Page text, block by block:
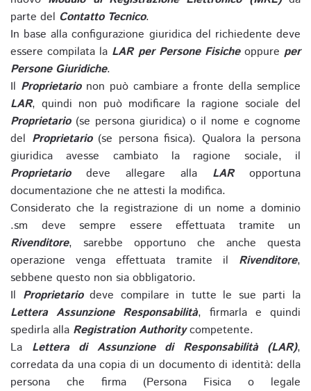
parte del Contatto Tecnico.
In base alla configurazione giuridica del richiedente deve
essere compilata la LAR per Persone Fisicheoppure per
Persone Giuridiche.
Il Proprietarionon può cambiare a fronte della semplice
LAR, quindi non può modificare la ragione sociale del
Proprietario(se persona giuridica) o il nome e cognome
del Proprietario(se persona fisica). Qualora la persona
giuridica avesse cambiato la ragione sociale, il
Proprietariodeve allegare alla LARopportuna
documentazione che ne attesti la modifica.
Considerato che la registrazione di un nome a dominio
.sm deve sempre essere effettuata tramite un
Rivenditore, sarebbe opportuno che anche questa
operazione venga effettuata tramite il Rivenditore,
sebbene questo non sia obbligatorio.
Il Proprietariodeve compilare in tutte le sue parti la
Lettera Assunzione Responsabilità, firmarla e quindi
spedirla alla Registration Authoritycompetente.
La Lettera di Assunzione di Responsabilità (LAR),
corredata da una copia di un documento di identità: della
persona che firma (Persona Fisica o legale